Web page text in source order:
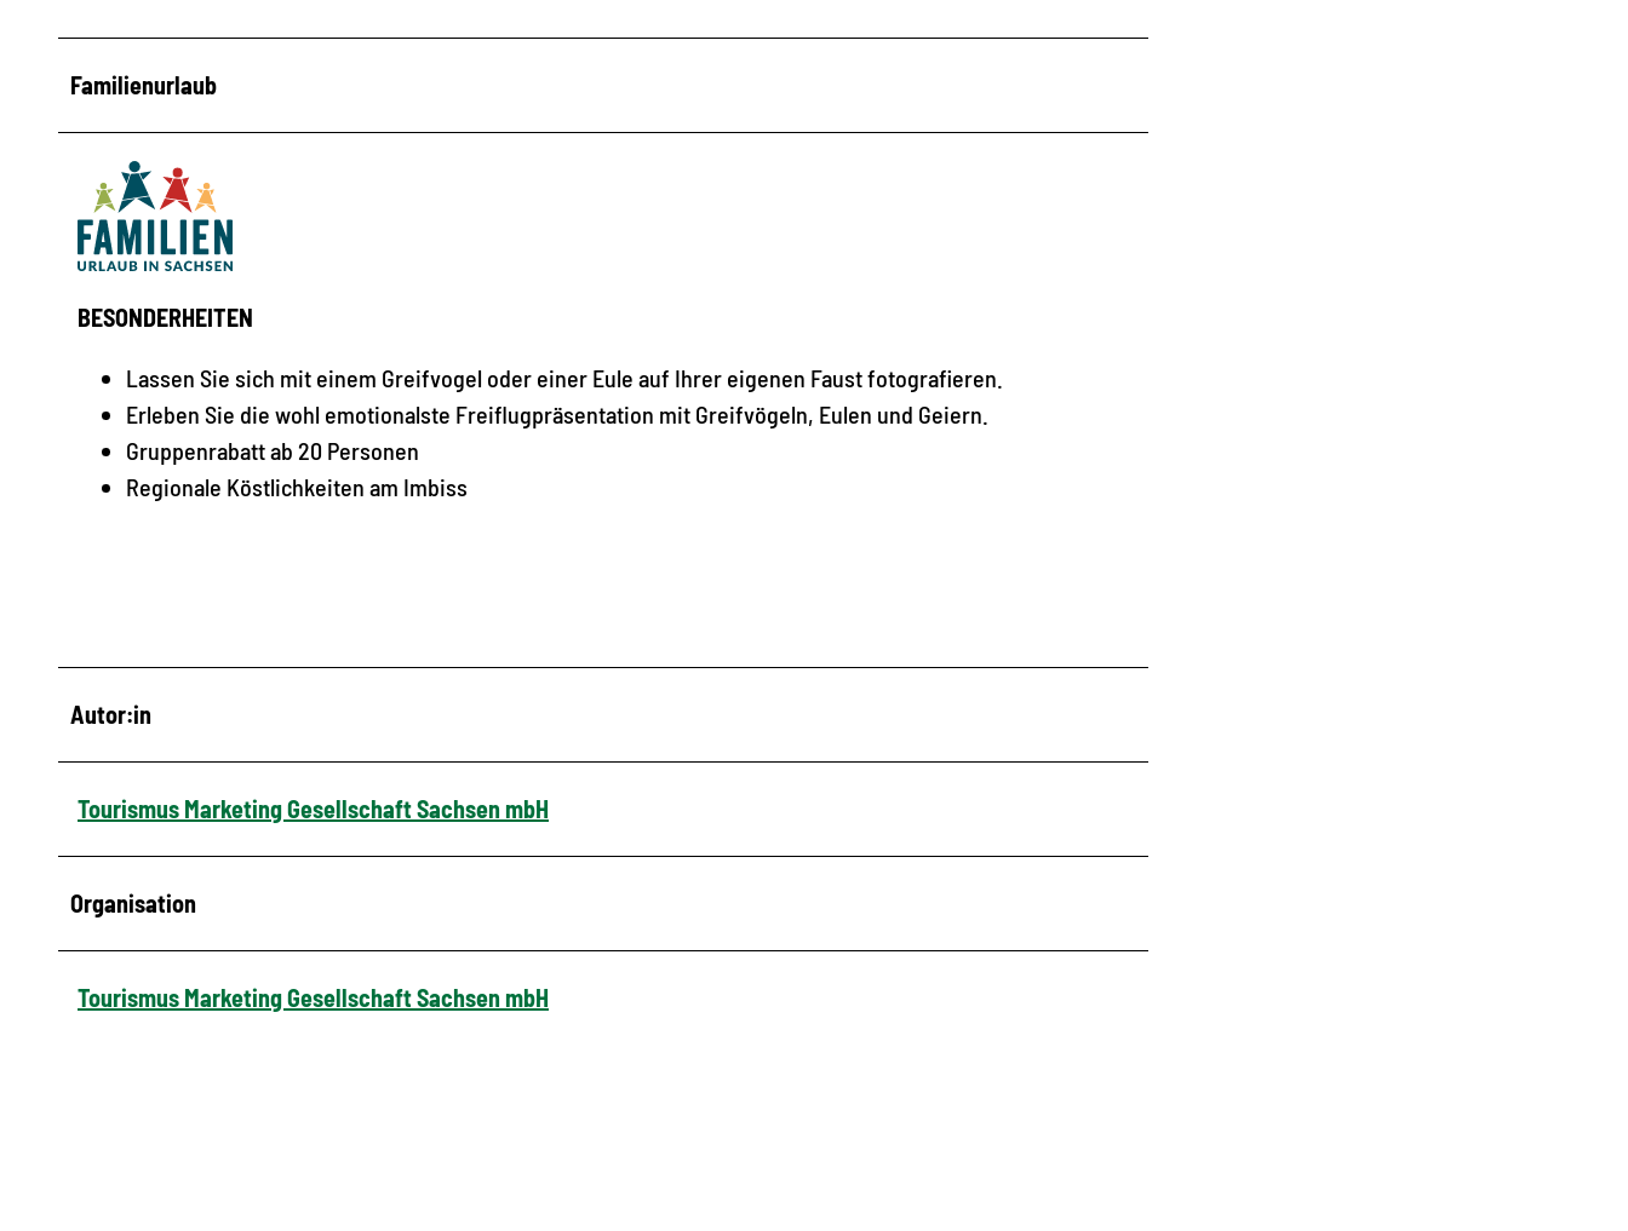
Familienurlaub
BESONDERHEITEN
Lassen Sie sich mit einem Greifvogel oder einer Eule auf Ihrer eigenen Faust fotografieren.
Erleben Sie die wohl emotionalste Freiflugpräsentation mit Greifvögeln, Eulen und Geiern.
Gruppenrabatt ab 20 Personen
Regionale Köstlichkeiten am Imbiss
Autor:in
Tourismus Marketing Gesellschaft Sachsen mbH
Organisation
Tourismus Marketing Gesellschaft Sachsen mbH